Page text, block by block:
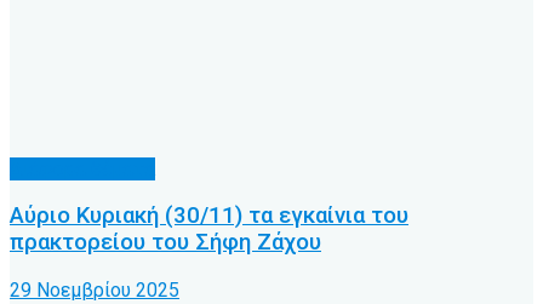
Αύριο Κυριακή (30/11) τα εγκαίνια του
πρακτορείου του Σήφη Ζάχου
29 Νοεμβρίου 2025